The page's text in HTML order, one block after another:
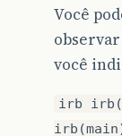
Você
observar
você
irb